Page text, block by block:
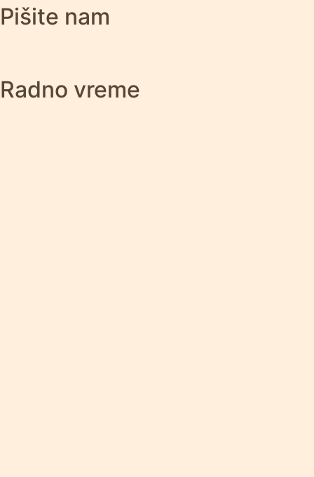
Pišite nam
Radno vreme